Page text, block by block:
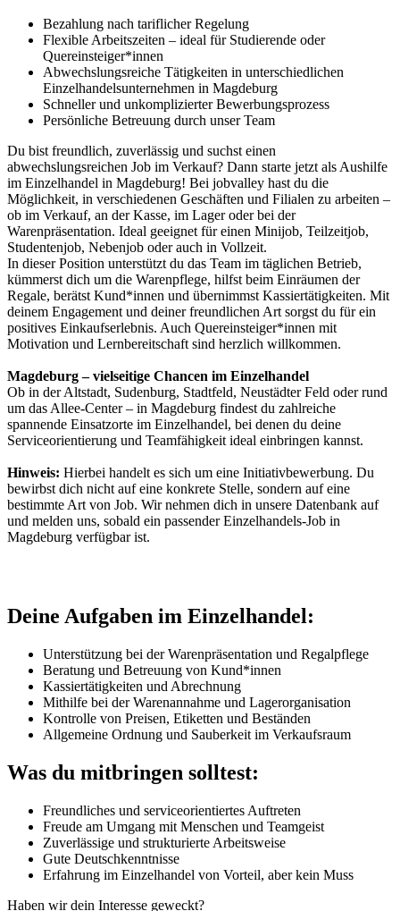
Bezahlung nach tariflicher Regelung
Flexible Arbeitszeiten – ideal für Studierende oder
Quereinsteiger*innen
Abwechslungsreiche Tätigkeiten in unterschiedlichen
Einzelhandelsunternehmen in Magdeburg
Schneller und unkomplizierter Bewerbungsprozess
Persönliche Betreuung durch unser Team
Du bist freundlich, zuverlässig und suchst einen
abwechslungsreichen Job im Verkauf? Dann starte jetzt als Aushilfe
im Einzelhandel in Magdeburg! Bei jobvalley hast du die
Möglichkeit, in verschiedenen Geschäften und Filialen zu arbeiten –
ob im Verkauf, an der Kasse, im Lager oder bei der
Warenpräsentation. Ideal geeignet für einen Minijob, Teilzeitjob,
Studentenjob, Nebenjob oder auch in Vollzeit.
In dieser Position unterstützt du das Team im täglichen Betrieb,
kümmerst dich um die Warenpflege, hilfst beim Einräumen der
Regale, berätst Kund*innen und übernimmst Kassiertätigkeiten. Mit
deinem Engagement und deiner freundlichen Art sorgst du für ein
positives Einkaufserlebnis. Auch Quereinsteiger*innen mit
Motivation und Lernbereitschaft sind herzlich willkommen.
Magdeburg – vielseitige Chancen im Einzelhandel
Ob in der Altstadt, Sudenburg, Stadtfeld, Neustädter Feld oder rund
um das Allee-Center – in Magdeburg findest du zahlreiche
spannende Einsatzorte im Einzelhandel, bei denen du deine
Serviceorientierung und Teamfähigkeit ideal einbringen kannst.
Hinweis: Hierbei handelt es sich um eine Initiativbewerbung. Du
bewirbst dich nicht auf eine konkrete Stelle, sondern auf eine
bestimmte Art von Job. Wir nehmen dich in unsere Datenbank auf
und melden uns, sobald ein passender Einzelhandels-Job in
Magdeburg verfügbar ist.
Deine Aufgaben im Einzelhandel:
Unterstützung bei der Warenpräsentation und Regalpflege
Beratung und Betreuung von Kund*innen
Kassiertätigkeiten und Abrechnung
Mithilfe bei der Warenannahme und Lagerorganisation
Kontrolle von Preisen, Etiketten und Beständen
Allgemeine Ordnung und Sauberkeit im Verkaufsraum
Was du mitbringen solltest:
Freundliches und serviceorientiertes Auftreten
Freude am Umgang mit Menschen und Teamgeist
Zuverlässige und strukturierte Arbeitsweise
Gute Deutschkenntnisse
Erfahrung im Einzelhandel von Vorteil, aber kein Muss
Haben wir dein Interesse geweckt?